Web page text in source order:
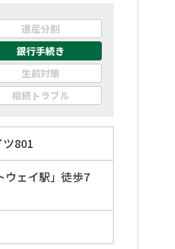
遺産分割
銀行手続き
生前対策
相続トラブル
ツ801
ウェイ駅」徒歩7